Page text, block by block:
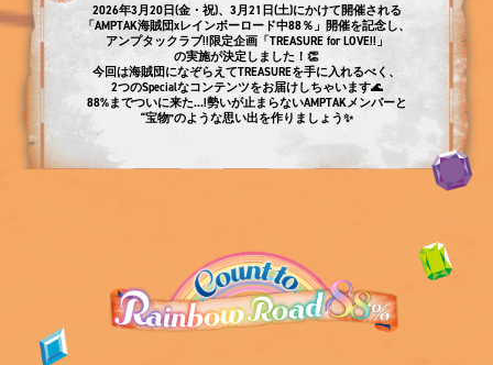
2026年3月20日(金・祝)、3月21日(土)にかけて開催される
「AMPTAK海賊団xレインボーロード中88％」開催を記念し、
アンプタックラブ!!限定企画「TREASURE for LOVE!!」
の実施が決定しました！👏
今回は海賊団になぞらえてTREASUREを手に入れるべく、
2つのSpecialなコンテンツをお届けしちゃいます🌊
88%までついに来た...!勢いが止まらないAMPTAKメンバーと
“宝物”のような思い出を作りましょう✨